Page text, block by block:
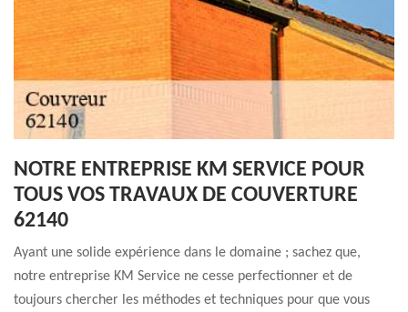
NOTRE ENTREPRISE KM SERVICE POUR
TOUS VOS TRAVAUX DE COUVERTURE
62140
Ayant une solide expérience dans le domaine ; sachez que,
notre entreprise KM Service ne cesse perfectionner et de
toujours chercher les méthodes et techniques pour que vous